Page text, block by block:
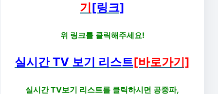
기 [링크]
위 링크를 클릭해주세요!
실시간 TV 보기 리스트[바로가기]
실시간 TV보기 리스트를 클릭하시면 공중파,